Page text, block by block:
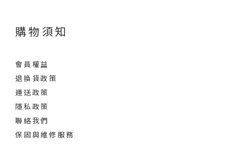
購物須知
會員權益
退換貨政策
運送政策
隱私政策
聯絡我們
保固與維修服務